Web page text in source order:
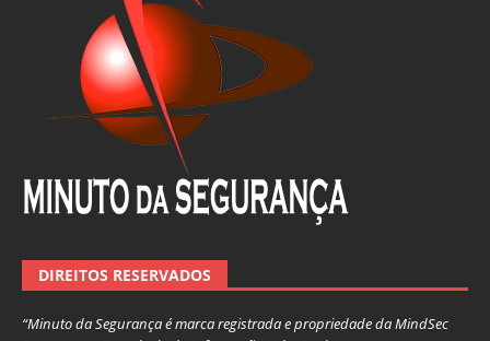
DIREITOS RESERVADOS
“Minuto da Segurança é marca registrada e propriedade da MindSec